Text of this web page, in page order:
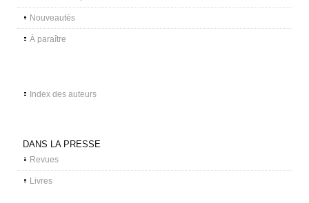
Nouveautés
À paraître
Index des auteurs
DANS LA PRESSE
Revues
Livres